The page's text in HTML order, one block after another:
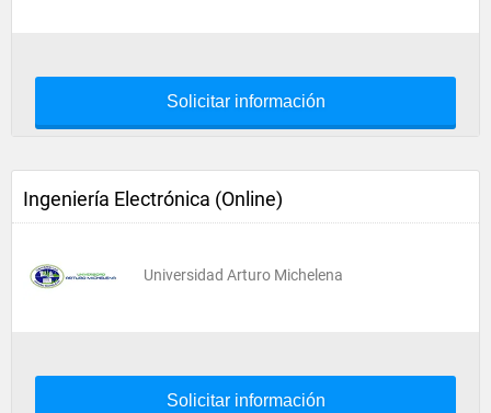
Solicitar información
Ingeniería Electrónica (Online)
Universidad Arturo Michelena
Solicitar información